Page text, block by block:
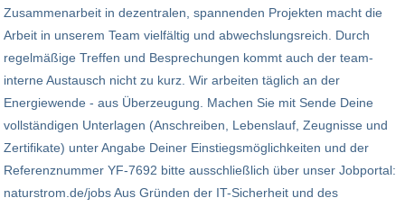
Zusammenarbeit in dezentralen, spannenden Projekten macht die
Arbeit in unserem Team vielfältig und abwechslungsreich. Durch
regelmäßige Treffen und Besprechungen kommt auch der team-
interne Austausch nicht zu kurz. Wir arbeiten täglich an der
Energiewende - aus Überzeugung. Machen Sie mit Sende Deine
vollständigen Unterlagen (Anschreiben, Lebenslauf, Zeugnisse und
Zertifikate) unter Angabe Deiner Einstiegsmöglichkeiten und der
Referenznummer YF-7692 bitte ausschließlich über unser Jobportal:
naturstrom.de/jobs Aus Gründen der IT-Sicherheit und des